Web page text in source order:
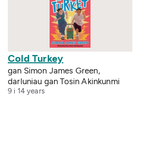
Cold Turkey
gan Simon James Green,
darluniau gan Tosin Akinkunmi
9 i 14 years